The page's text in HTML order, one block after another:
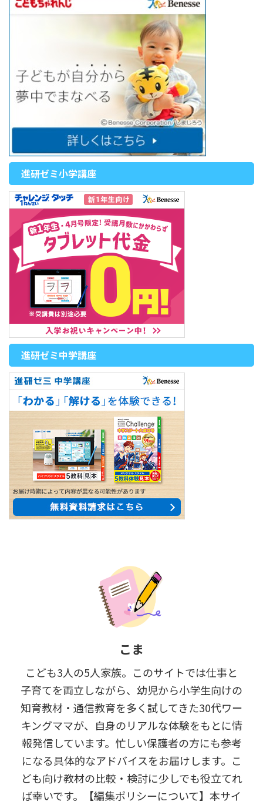
進研ゼミ小学講座
進研ゼミ中学講座
こま
こども3人の5人家族。このサイトでは仕事と
子育てを両立しながら、幼児から小学生向けの
知育教材・通信教育を多く試してきた30代ワー
キングママが、自身のリアルな体験をもとに情
報発信しています。忙しい保護者の方にも参考
になる具体的なアドバイスをお届けします。こ
ども向け教材の比較・検討に少しでも役立てれ
ば幸いです。【編集ポリシーについて】本サイ